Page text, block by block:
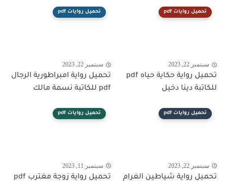
تحميل روايات pdf
سبتمبر 22, 2023
تحميل رواية حكاية حياه pdf
للكاتبة دينا دخيل
تحميل روايات pdf
سبتمبر 22, 2023
تحميل رواية امبراطورية الرجال
pdf للكاتبة نسمة مالك
تحميل روايات pdf
سبتمبر 22, 2023
تحميل رواية شياطين الغرام
تحميل روايات pdf
سبتمبر 11, 2023
تحميل رواية زوجة مغترب pdf